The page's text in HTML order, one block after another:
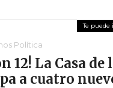
Política
12! La Casa
a cuatro